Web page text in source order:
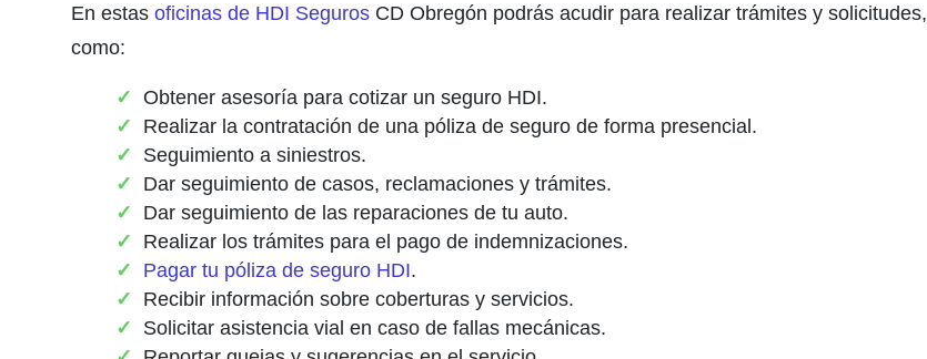
En estas oficinas de HDI Seguros CD Obregón podrás acudir para realizar trámites y solicitudes,
como:
Obtener asesoría para cotizar un seguro HDI.
Realizar la contratación de una póliza de seguro de forma presencial.
Seguimiento a siniestros.
Dar seguimiento de casos, reclamaciones y trámites.
Dar seguimiento de las reparaciones de tu auto.
Realizar los trámites para el pago de indemnizaciones.
Pagar tu póliza de seguro HDI.
Recibir información sobre coberturas y servicios.
Solicitar asistencia vial en caso de fallas mecánicas.